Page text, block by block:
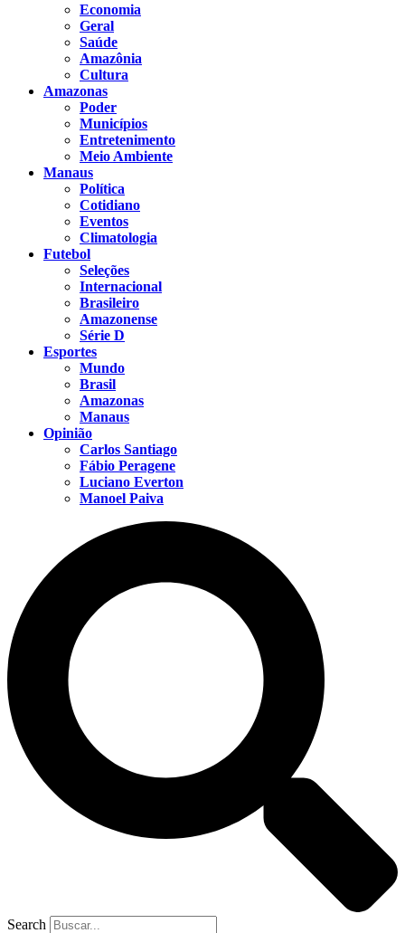
Economia
Geral
Saúde
Amazônia
Cultura
Amazonas
Poder
Municípios
Entretenimento
Meio Ambiente
Manaus
Política
Cotidiano
Eventos
Climatologia
Futebol
Seleções
Internacional
Brasileiro
Amazonense
Série D
Esportes
Mundo
Brasil
Amazonas
Manaus
Opinião
Carlos Santiago
Fábio Peragene
Luciano Everton
Manoel Paiva
Search